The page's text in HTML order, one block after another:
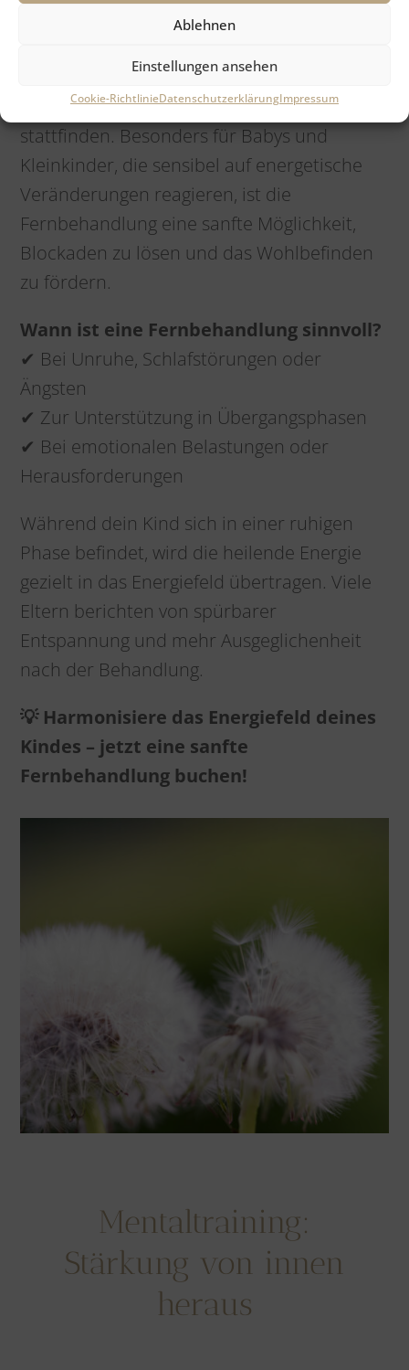
Ablehnen
Einstellungen ansehen
Cookie-RichtlinieDatenschutzerklärungImpressum
über die Distanz
Energie kennt keine Grenzen – auch über
die Ferne kann einetiefe Transformation
stattfinden. Besonders für Babys und
Kleinkinder, die sensibel auf energetische
Veränderungen reagieren, ist die
Fernbehandlung eine sanfte Möglichkeit,
Blockaden zu lösen und das Wohlbefinden
zu fördern.
Wann ist eine Fernbehandlung sinnvoll?
✔ Bei Unruhe, Schlafstörungen oder
Ängsten
✔ Zur Unterstützung in Übergangsphasen
✔ Bei emotionalen Belastungen oder
Herausforderungen
Während dein Kind sich in einer ruhigen
Phase befindet, wird die heilende Energie
gezielt in das Energiefeld übertragen. Viele
Eltern berichten von spürbarer
Entspannung und mehr Ausgeglichenheit
nach der Behandlung.
💡 Harmonisiere das Energiefeld deines
Kindes – jetzt eine sanfte
Fernbehandlung buchen!
Mentaltraining:
Stärkung von innen
heraus